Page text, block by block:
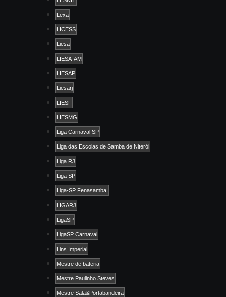
Lexa
LICESS
Liesa
LIESA-AM
LIESAP
Liesarj
LIESF
LIESMG
Liga Carnaval SP
Liga das Escolas de Samba de Niterói
Liga RJ
Liga SP
Liga-SP Fenasamba.
LIGARJ
LigaSP
LigaSP Carnaval
Lins Imperial
Mestre de bateria
Mestre Paulinho Steves
Mestre Sala&Portabandeira